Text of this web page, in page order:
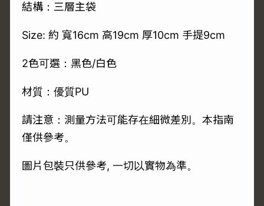
結構：三層主袋
Size: 約 寬16cm 高19cm 厚10cm 手提9cm
2色可選：黑色/白色
材質：優質PU
請注意：測量方法可能存在細微差別。本指南
僅供參考。
圖片包裝只供參考, 一切以實物為準。